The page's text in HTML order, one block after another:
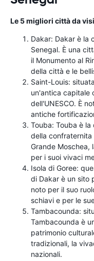
Le 5 migliori città da
Dakar: Dakar è la
Senegal. È una
il Monumento al
della città e le
Saint-Louis:
un'antica capitale
dell'UNESCO. È
antiche
Touba: Touba è
della confraternita
Grande Moschea,
per i suoi vivaci
Isola di Goree:
di Dakar è un sito
noto per il suo
schiavi e per le
Tambacounda:
Tambacounda è
patrimonio
tradizionali, la
nazionali.